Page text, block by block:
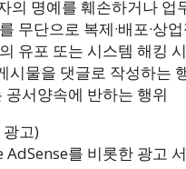
의 명예를 훼손하거나 업
무단으로 복제·배포·상
유포 또는 시스템 해킹
시물을 댓글로 작성하는
서양속에 반하는 행위
고)
를 비롯한 광고